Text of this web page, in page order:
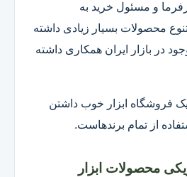
و مسئول خرید به
محصولات بسیار زیادی داشته
در بازار ایران همکاری داشته
فروشگاه ابزار خوب داشتن
از تمام برندهاست.
محصولات ابزار